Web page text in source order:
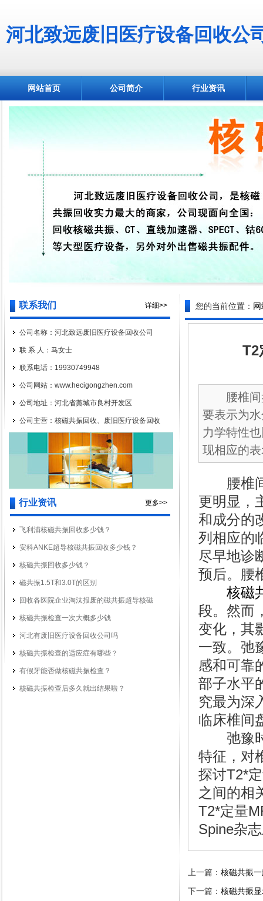
河北致远废旧医疗设备回收公
网站首页 公司简介 行业资讯
详细>>
联系我们
公司名称：河北致远废旧医疗设备回收公司
联 系 人：马女士
联系电话：19930749948
公司网站：www.hecigongzhen.com
公司地址：河北省藁城市良村开发区
公司主营：核磁共振回收、废旧医疗设备回收
更多>>
行业资讯
飞利浦核磁共振回收多少钱？
安科ANKE超导核磁共振回收多少钱？
核磁共振回收多少钱？
磁共振1.5T和3.0T的区别
回收各医院企业淘汰报废的磁共振超导核磁
核磁共振检查一次大概多少钱
河北有废旧医疗设备回收公司吗
核磁共振检查的适应症有哪些？
有假牙能否做核磁共振检查？
核磁共振检查后多久就出结果啦？
您的当前位置：
T2
腰椎间盘
要表示为
力学特性
现相应的
腰椎间
更明显，
和成分的
列相应的
尽早地诊
预后。腰
核磁
段。然而
变化，其
一致。弛
感和可靠
部子水平
究最为深
临床椎间
弛豫时
特征，对
探讨T2*
之间的相
T2*定量
Spine杂
上一篇： 核磁共振
下一篇： 核磁共振